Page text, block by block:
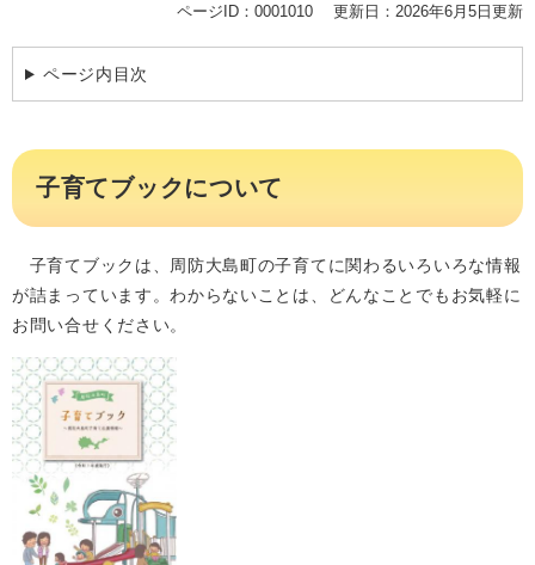
ページID：0001010 更新日：2026年6月5日更新
ページ内目次
子育てブックについて
子育てブックは、周防大島町の子育てに関わるいろいろな情報
が詰まっています。わからないことは、どんなことでもお気軽に
お問い合せください。